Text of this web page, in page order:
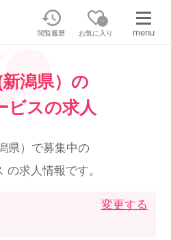
閲覧履歴
0
お気に入り menu
い合わせはこちら
問い合わせの内容を
働く
求人を探す
スキリング
潟県）の
ビスの求人
県）で募集中の
の求人情報です。
変更する